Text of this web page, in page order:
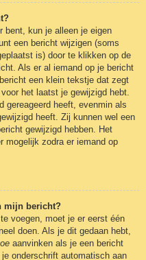
bent, kun je alleen je eigen
een bericht wijzigen (soms
is) door te klikken op de
Als er al iemand op je bericht
een klein tekstje dat zegt
het laatst je gewijzigd hebt.
gereageerd heeft, evenmin als
heeft. Zij kunnen wel een
gewijzigd hebben. Het
mogelijk zodra er iemand op
mijn bericht?
voegen, moet je er eerst één
doen. Als je dit gedaan hebt,
aanvinken als je een bericht
onderschrift automatisch aan